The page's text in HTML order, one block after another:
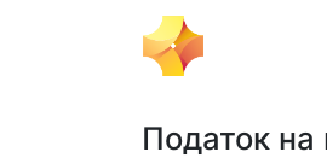
Податок на